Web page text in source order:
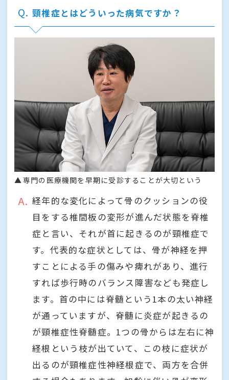
Q 頸椎症とはどういった病気ですか？
専門の医療機関を早期に受診することが大切という
A
経年的な変化によって骨のクッションの役
目をする椎間板の変形が進んだ状態を脊椎
症と言い、それが首に起きるのが頸椎症で
す。代表的な症状としては、骨が神経を押
すことによる手の傷みや痺れがあり、進行
すれば歩行時のバランス障害なども発症し
ます。首の中には脊髄という1本の太い神経
が通っていますが、脊髄に炎症が起きるの
が頸椎症性脊髄症。1つの骨からは左右に神
経根という枝が出ていて、この枝に症状が
出るのが頸椎症性神経根症で、両方を合併